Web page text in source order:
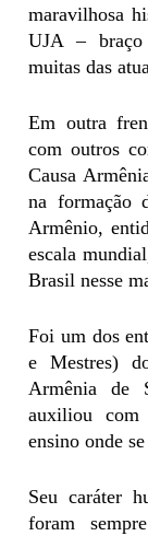
maravilhosa
UJA – braço
muitas das
Em outra
com outros
Causa
na formação
Armênio,
escala
Brasil nesse
Foi um dos
e Mestres)
Armênia de
auxiliou com
ensino onde
Seu caráter
foram